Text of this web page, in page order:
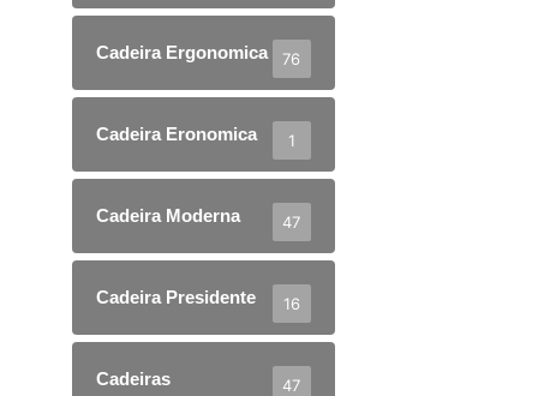
Cadeira Ergonomica 76
Cadeira Eronomica 1
Cadeira Moderna 47
Cadeira Presidente 16
Cadeiras 47